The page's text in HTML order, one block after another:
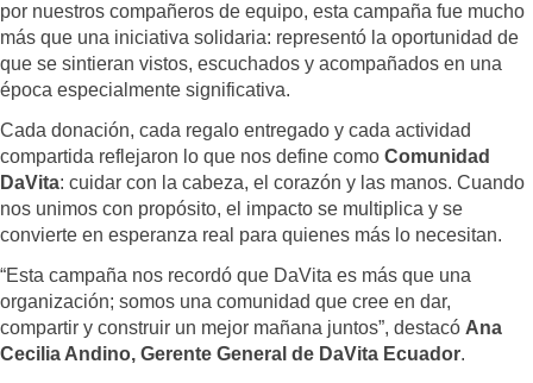
por nuestros compañeros de equipo, esta campaña fue mucho
más que una iniciativa solidaria: representó la oportunidad de
que se sintieran vistos, escuchados y acompañados en una
época especialmente significativa.
Cada donación, cada regalo entregado y cada actividad
compartida reflejaron lo que nos define como Comunidad
DaVita: cuidar con la cabeza, el corazón y las manos. Cuando
nos unimos con propósito, el impacto se multiplica y se
convierte en esperanza real para quienes más lo necesitan.
“Esta campaña nos recordó que DaVita es más que una
organización; somos una comunidad que cree en dar,
compartir y construir un mejor mañana juntos”, destacó Ana
Cecilia Andino, Gerente General de DaVita Ecuador.